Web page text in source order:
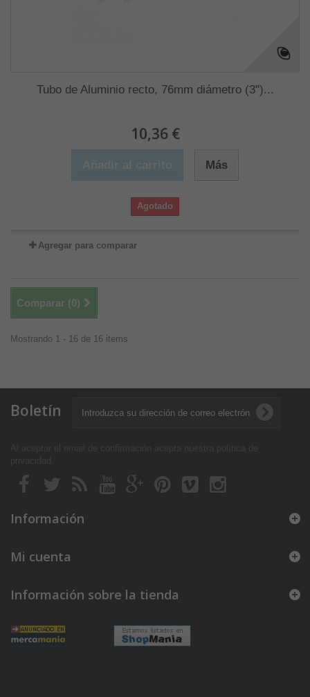
Tubo de Aluminio recto, 76mm diámetro (3")...
10,36 €
Más
Agotado
Agregar para comparar
Comparar (0)
Mostrando 1 - 16 de 16 items
Boletín
Información
Mi cuenta
Información sobre la tienda